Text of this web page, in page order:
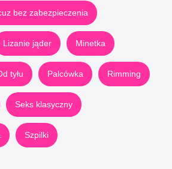
bez zabezpieczenia
Lizanie jąder Minetka
tyłu Palcówka Rimming
Seks klasyczny
Szpilki